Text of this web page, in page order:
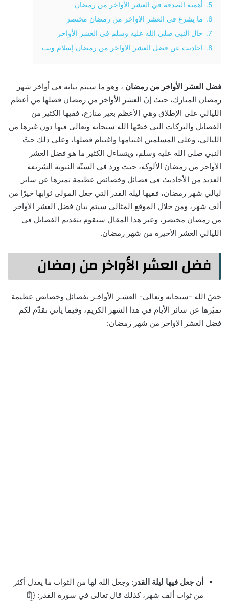
5.
أهمية الصدقة في العشر الأواخر من رمضان
6.
ما يشرع في العشر الاواخر من رمضان مختصر
7.
حال النبي صلى الله عليه وسلم في العشر الأواخر
8.
احاديث عن فضل العشر الاواخر من رمضان إسلام ويب
فضل العشر الأواخر من رمضان ، وهو ما سيتم بيانه في أواخر شهر
رمضان المبارك، حيث إنّ العشر الأواخر من رمضان فضلها من أعظم
الليالي على الإطلاق وهي الأعظم بغير منازع، ففيها الكثير من
الفضائل والبركات التي خصّها الله سبحانه وتعالى فيها دون غيرها من
الليالي، وعلى المسلمين اغتنامها واغتنام فضلها، وعلى ذلك حثّ
النبي صلى الله عليه وسلم، ويتساءل الكثير ما هو فضل العشر
الأواخر من رمضان الألوكة، حيث ورد في السنّة النبوية الشريفة
العديد من الأحاديث في فضائل وخصائص عظيمة تميزها عن سائر
ليالي شهر رمضان، ففيها ليلة القدر التي جعل المولى ثوابها خيرًا من
ألف شهر، ومن خلال الموقع المثالي سيتم بيان فضل العشر الأواخر
من رمضان مختصر، وعبر هذا المقال سنقوم بتقديم الفضائل في
الليالي العشر الأخيرة من شهر رمضان.
فضل العشر الأواخر من رمضان
خصّ الله -سبحانه وتعالى- العشـر الأواخـر بفضائل وخصائص عظيمة
تميّزها عن سائر الأيام في هذا الشهر الكريم، وفيما يأتي نقدّم لكم
فضل العشر الاواخر من شهر رمضان:
أن جعل فيها ليلة القدر : وجعل الله لها من الثواب ما يعدل أكثر
من ثواب ألف شهر، كذلك قال تعالى في سورة القدر: {إِنَّا